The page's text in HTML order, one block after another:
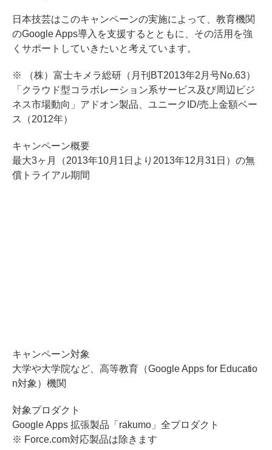
日本技芸はこのキャンペーンの実施によって、教育機関
のGoogle Apps導入を支援するとともに、その活用を強
くサポートしていきたいと考えています。
※ （株）富士キメラ総研（月刊BT2013年2月号No.63）
「クラウド型コラボレーション系サービス及び周辺ビジ
ネス市場動向」アドオン製品、ユニークID/売上金額ベー
ス（2012年）
キャンペーン概要
最大3ヶ月（2013年10月1日より2013年12月31日）の無
償トライアル期間
キャンペーン対象
大学や大学院など、高等教育（Google Apps for Educatio
n対象）機関
対象プロダクト
Google Apps 拡張製品「rakumo」全プロダクト
※ Force.com対応製品は除きます